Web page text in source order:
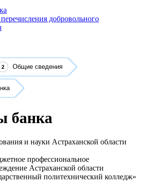
добровольного
Общие сведения
банка
и науки Астраханской области
профессиональное
Астраханской области
политехнический колледж»